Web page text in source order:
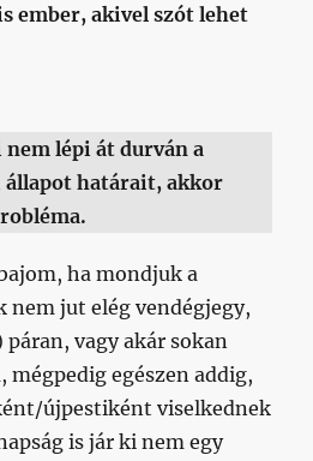
ember, akivel szót lehet
lépi át durván a
állapot határait, akkor
ha mondjuk a
nem jut elég vendégjegy,
vagy akár sokan
mégpedig egészen addig,
újpestiként viselkednek
is jár ki nem egy